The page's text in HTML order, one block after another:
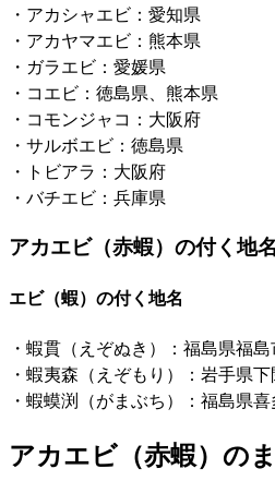
・アカシャエビ：愛知県
・アカヤマエビ：熊本県
・ガラエビ：愛媛県
・コエビ：徳島県、熊本県
・コモンジャコ：大阪府
・サルボエビ：徳島県
・トビアラ：大阪府
・バチエビ：兵庫県
アカエビ（赤蝦）の付く地名
エビ（蝦）の付く地名
・蝦貫（えぞぬき）：福島県福
・蝦夷森（えぞもり）：岩手県
・蝦蟆渕（がまぶち）：福島県
アカエビ（赤蝦）の